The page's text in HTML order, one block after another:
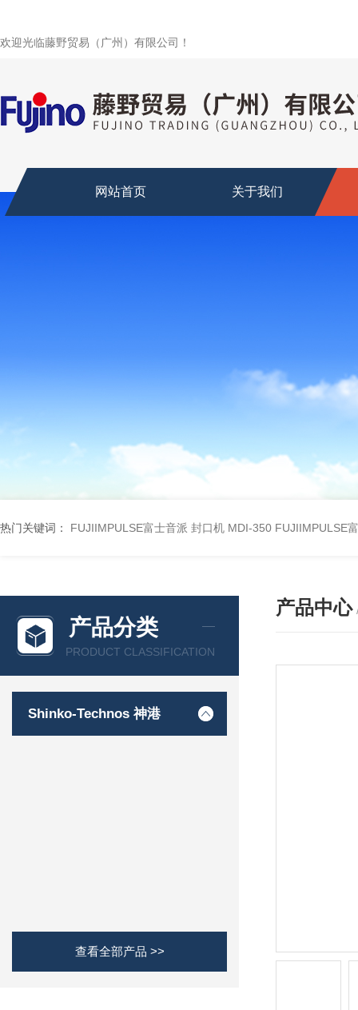
欢迎光临藤野贸易（广州）有限公司！
网站首页 关于我们
热门关键词： FUJIIMPULSE富士音派 封口机 MDI-350 FUJIIMPULSE
产品分类
PRODUCT CLASSIFICATION
Shinko-Technos 神港
查看全部产品 >>
产品中心